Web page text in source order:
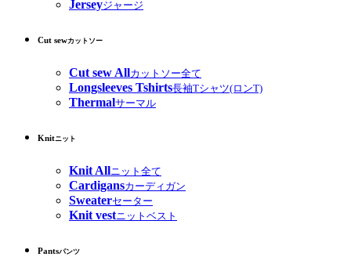
Jerseyジャージ
Cut sewカットソー
Cut sew Allカットソー全て
Longsleeves Tshirts長袖Tシャツ(ロンT)
Thermalサーマル
Knitニット
Knit Allニット全て
Cardigansカーディガン
Sweaterセーター
Knit vestニットベスト
Pantsパンツ